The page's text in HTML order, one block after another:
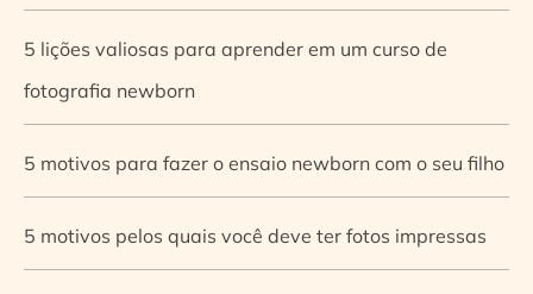
5 lições valiosas para aprender em um curso de
fotografia newborn
5 motivos para fazer o ensaio newborn com o seu filho
5 motivos pelos quais você deve ter fotos impressas